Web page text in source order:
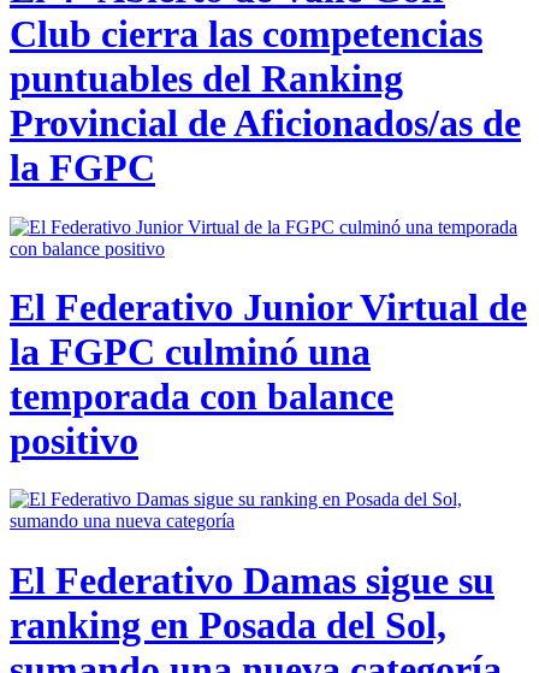
Club cierra las competencias
puntuables del Ranking
Provincial de Aficionados/as de
la FGPC
El Federativo Junior Virtual de
la FGPC culminó una
temporada con balance
positivo
El Federativo Damas sigue su
ranking en Posada del Sol,